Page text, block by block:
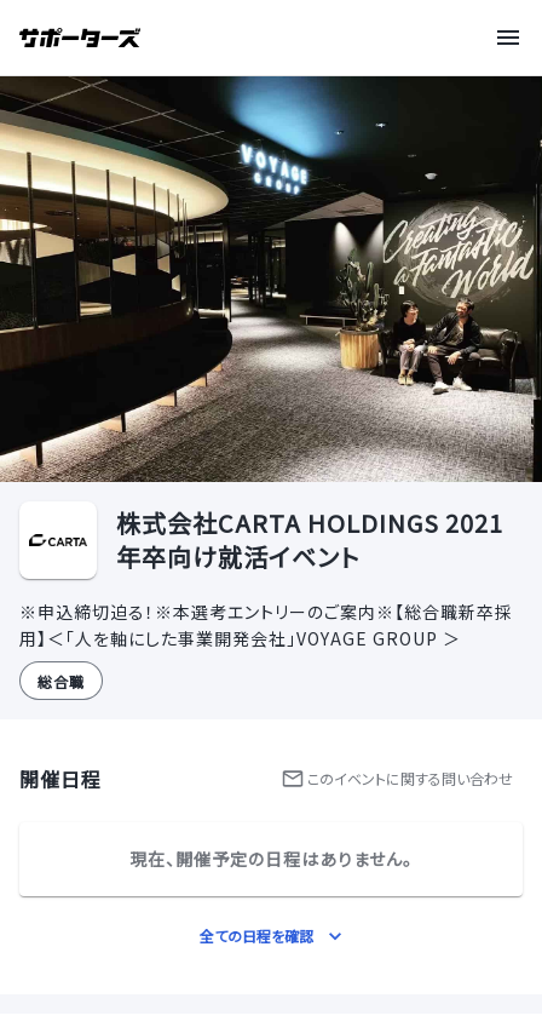
株式会社CARTA HOLDINGS 2021
年卒向け就活イベント
※申込締切迫る！※本選考エントリーのご案内※【総合職新卒採
用】＜「人を軸にした事業開発会社」VOYAGE GROUP ＞
総合職
開催日程 このイベントに関する問い合わせ
現在、開催予定の日程はありません。
全ての日程を確認